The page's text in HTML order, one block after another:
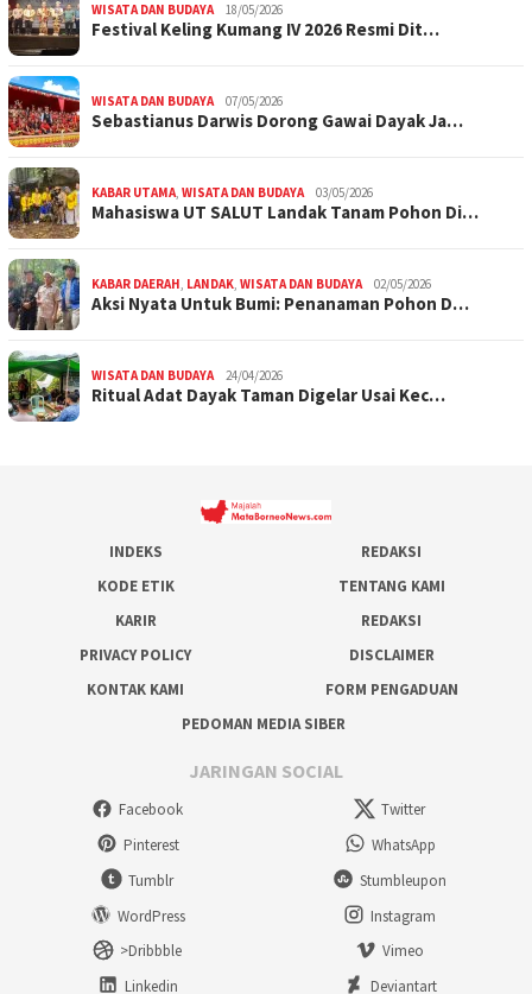
WISATA DAN BUDAYA 18/05/2026
Festival Keling Kumang IV 2026 Resmi Dit…
WISATA DAN BUDAYA 07/05/2026
Sebastianus Darwis Dorong Gawai Dayak Ja…
KABAR UTAMA, WISATA DAN BUDAYA 03/05/2026
Mahasiswa UT SALUT Landak Tanam Pohon Di…
KABAR DAERAH, LANDAK, WISATA DAN BUDAYA 02/05/2026
Aksi Nyata Untuk Bumi: Penanaman Pohon D…
WISATA DAN BUDAYA 24/04/2026
Ritual Adat Dayak Taman Digelar Usai Kec…
INDEKS
REDAKSI
KODE ETIK
TENTANG KAMI
KARIR
REDAKSI
PRIVACY POLICY
DISCLAIMER
KONTAK KAMI
FORM PENGADUAN
PEDOMAN MEDIA SIBER
JARINGAN SOCIAL
Facebook
Twitter
Pinterest
WhatsApp
Tumblr
Stumbleupon
WordPress
Instagram
>Dribbble
Vimeo
Linkedin
Deviantart